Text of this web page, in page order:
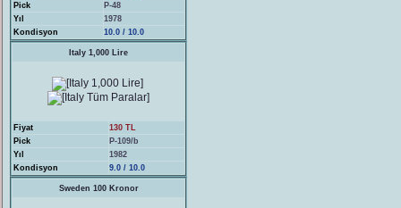
Pick
P-48
Yıl
1978
Kondisyon
10.0 / 10.0
Italy 1,000 Lire
Fiyat
130 TL
Pick
P-109/b
Yıl
1982
Kondisyon
9.0 / 10.0
Sweden 100 Kronor